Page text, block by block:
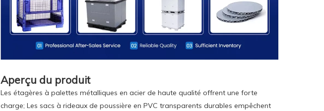
Aperçu du produit
Les étagères à palettes métalliques en acier de haute qualité offrent une forte
charge; Les sacs à rideaux de poussière en PVC transparents durables empêchent